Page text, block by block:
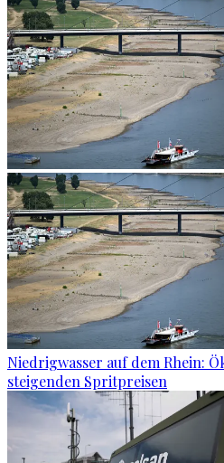
Niedrigwasser auf dem Rhein:
steigenden Spritpreisen